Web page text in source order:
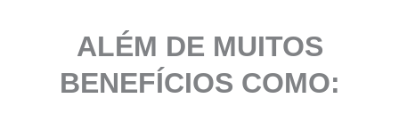
ALÉM DE MUITOS
BENEFÍCIOS COMO: